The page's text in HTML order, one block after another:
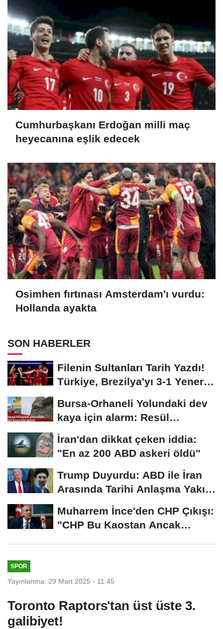
Cumhurbaşkanı Erdoğan milli maç
heyecanına eşlik edecek
Osimhen fırtınası Amsterdam'ı vurdu:
Hollanda ayakta
SON HABERLER
Filenin Sultanları Tarih Yazdı!
Türkiye, Brezilya'yı 3-1 Yenerek
Bursa-Orhaneli Yolundaki dev
kaya için alarm: Resül
Kaplan'dan yetkililere...
İran'dan dikkat çeken iddia:
"En az 200 ABD askeri öldü"
Trump Duyurdu: ABD ile İran
Arasında Tarihi Anlaşma Yakın!
Muharrem İnce'den CHP Çıkışı:
"CHP Bu Kaostan Ancak
SPOR
Yayınlanma: 29 Mart 2025 - 11:45
Toronto Raptors'tan üst üste 3.
galibiyet!